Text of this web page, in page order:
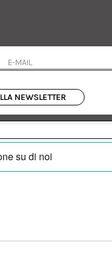
Termini e condizioni
Condizioni di vendita
Spedizione
Instagram
NEWSLETTER